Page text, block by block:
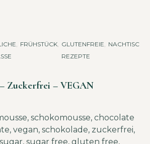
, FRÜHSTÜCK, GLUTENFREIE
REZEPTE
, NACHTISCH
Zuckerfrei – VEGAN